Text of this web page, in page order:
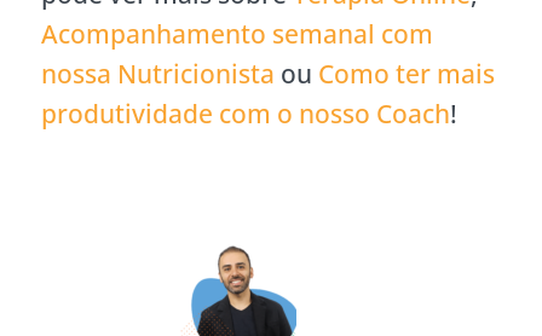
Acompanhamento semanal com
nossa Nutricionista ou Como ter mais
produtividade com o nosso Coach!